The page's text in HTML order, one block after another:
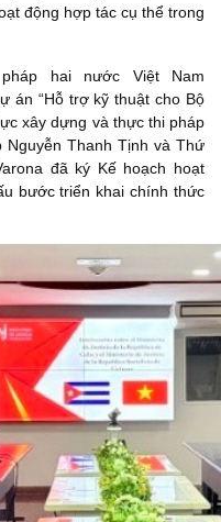
động hợp tác cụ thể trong
hai nước Việt Nam
án “Hỗ trợ kỹ thuật cho Bộ
xây dựng và thực thi pháp
Thanh Tịnh và Thứ
đã ký Kế hoạch hoạt
bước triển khai chính thức